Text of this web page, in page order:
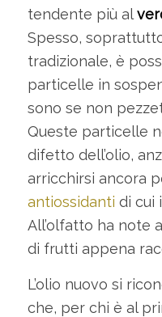
tendente più al
Spesso,
tradizionale, è
particelle in
sono se non
Queste particelle
difetto dell’olio,
arricchirsi ancora
antiossidanti di cui
All’olfatto ha note
di frutti appena
L’olio nuovo si
che, per chi è al